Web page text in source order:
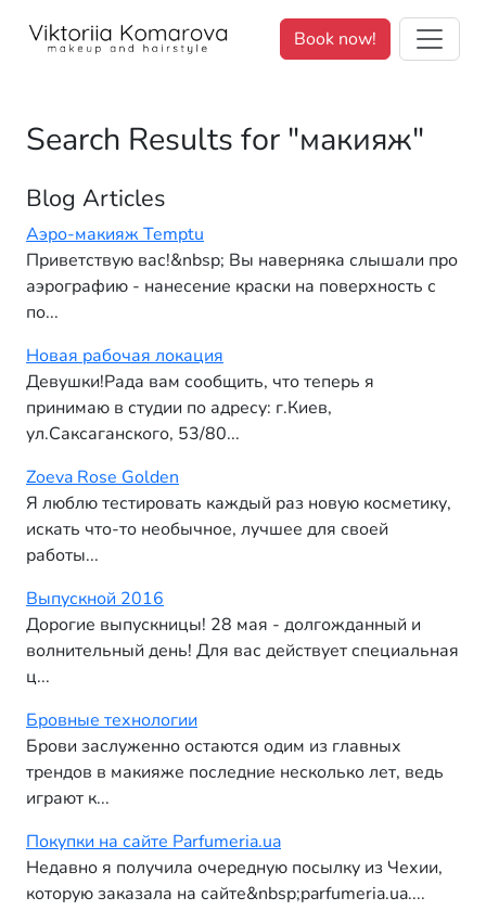
Book now!
Search Results for "макияж"
Blog Articles
Аэро-макияж Temptu
Приветствую вас!&nbsp; Вы наверняка слышали про
аэрографию - нанесение краски на поверхность с
по...
Новая рабочая локация
Девушки!Рада вам сообщить, что теперь я
принимаю в студии по адресу: г.Киев,
ул.Саксаганского, 53/80...
Zoeva Rose Golden
Я люблю тестировать каждый раз новую косметику,
искать что-то необычное, лучшее для своей
работы...
Выпускной 2016
Дорогие выпускницы! 28 мая - долгожданный и
волнительный день! Для вас действует специальная
ц...
Бровные технологии
Брови заслуженно остаются одим из главных
трендов в макияже последние несколько лет, ведь
играют к...
Покупки на сайте Parfumeria.ua
Недавно я получила очередную посылку из Чехии,
которую заказала на сайте&nbsp;parfumeria.ua....
We value your privacy. <p>We use cookies to enhance your